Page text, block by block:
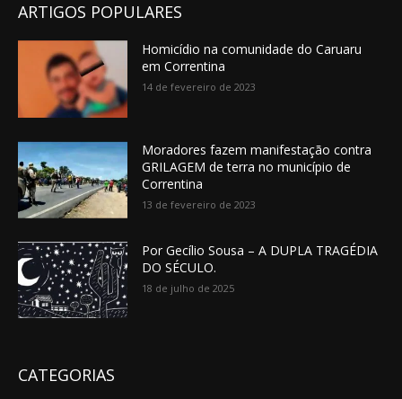
ARTIGOS POPULARES
Homicídio na comunidade do Caruaru
em Correntina
14 de fevereiro de 2023
Moradores fazem manifestação contra
GRILAGEM de terra no município de
Correntina
13 de fevereiro de 2023
Por Gecílio Sousa – A DUPLA TRAGÉDIA
DO SÉCULO.
18 de julho de 2025
CATEGORIAS